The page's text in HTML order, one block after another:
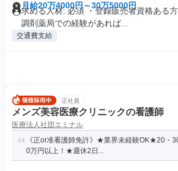
月給20万4000円～30万5000円
求める人材: 必須 ・登録販売者資格ある
調剤薬局での経験があれば...
交通費支給
正社員
メンズ美容医療クリニックの看護師
医療法人社団エミナル
《正or准看護師免許》★業界未経験OK★20・
0万円以上！★週休2日...